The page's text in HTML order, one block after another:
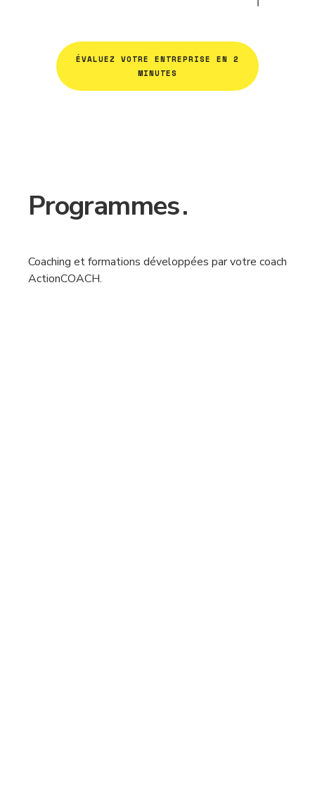
ÉVALUEZ VOTRE ENTREPRISE EN 2
MINUTES
Programmes.
Coaching et formations développées par votre coach
ActionCOACH.